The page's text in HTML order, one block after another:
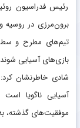
رئیس فدراسیون
برون‌مرزی در روسیه
تیم‌های مطرح و
بازی‌های آسیایی
شادی خاطرنشان
آسیایی ناگویا است
موفقیت‌های گذشته،